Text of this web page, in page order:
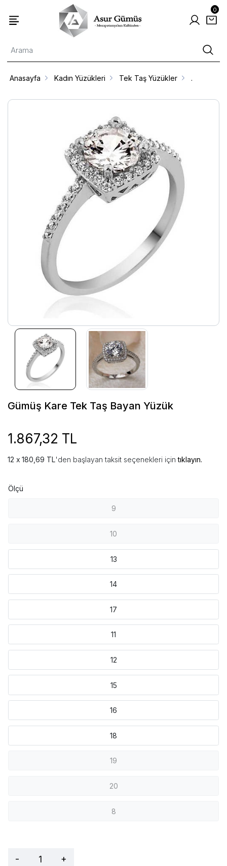
0
Anasayfa Kadın Yüzükleri Tek Taş Yüzükler .
Gümüş Kare Tek Taş Bayan Yüzük
1.867,32 TL
180,69 TL'den başlayan taksit seçenekleri içintıklayın.
Ölçü
9
10
13
14
17
11
12
15
16
18
19
20
8
- +